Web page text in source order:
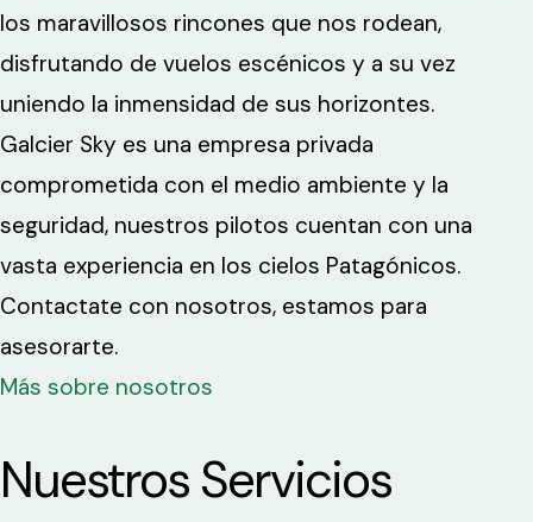
los maravillosos rincones que nos rodean,
disfrutando de vuelos escénicos y a su vez
uniendo la inmensidad de sus horizontes.
Galcier Sky es una empresa privada
comprometida con el medio ambiente y la
seguridad, nuestros pilotos cuentan con una
vasta experiencia en los cielos Patagónicos.
Contactate con nosotros, estamos para
asesorarte.
Más sobre nosotros
Nuestros Servicios